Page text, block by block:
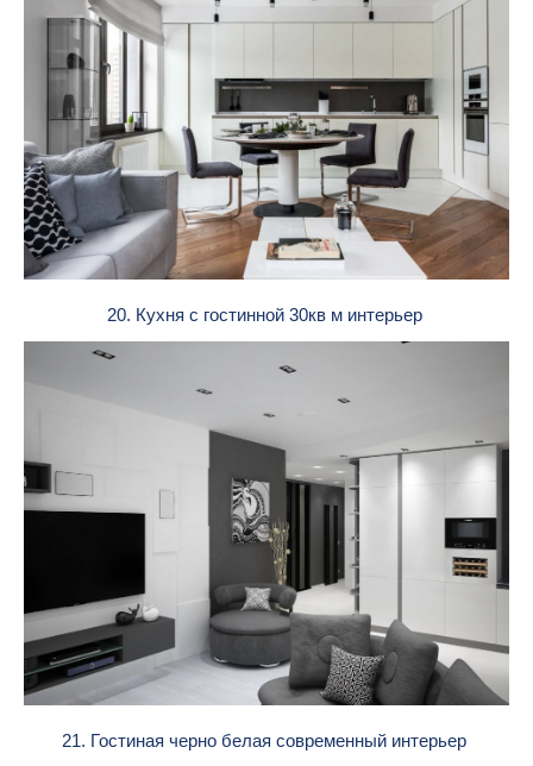
20. Кухня с гостинной 30кв м интерьер
21. Гостиная черно белая современный интерьер